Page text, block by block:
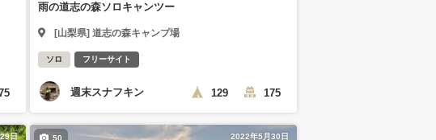
雨の道志の森ソロキャンツー
[山梨県] 道志の森キャンプ場
ソロ フリーサイト
週末スナフキン 129 175
日 2022年5月30日
50